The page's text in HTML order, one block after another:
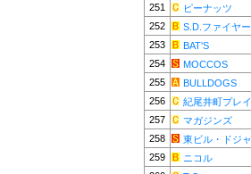
251
ピーナッツ
252
S.D.ファイヤー
253
BAT'S
254
MOCCOS
255
BULLDOGS
256
紀尾井町プレ
257
マガジンズ
258
東ビル・ドジ
259
ニコル